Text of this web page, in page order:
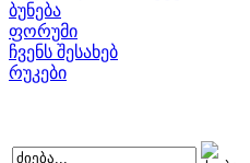
ბუნება
ფორუმი
ჩვენს შესახებ
რუკები